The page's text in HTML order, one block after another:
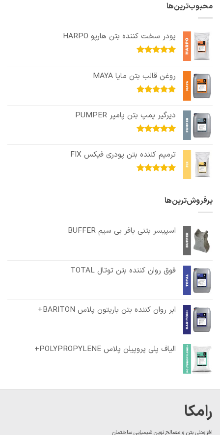
محبوب‌ترین‌ها
پودر سخت کننده بتن هارپو HARPO
روغن قالب بتن مایا MAYA
دیرگیر پمپ بتن پامپر PUMPER
ترمیم کننده بتن پودری فیکس FIX
پرفروش‌ترین‌ها
اسپیسر بتنی بافر بی سیم BUFFER
فوق روان کننده بتن توتال TOTAL
ابر روان کننده بتن باریتون پلاس BARITON+
الیاف پلی پروپیلن پلاس POLYPROPYLENE+
رامکا
افزودنی بتن و مصالح نوین شیمیایی ساختمان